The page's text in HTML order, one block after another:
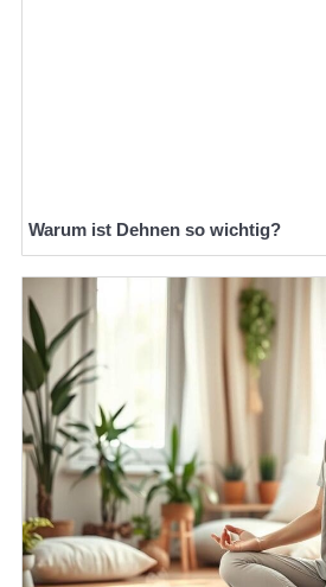
Warum ist Dehnen so wichtig?